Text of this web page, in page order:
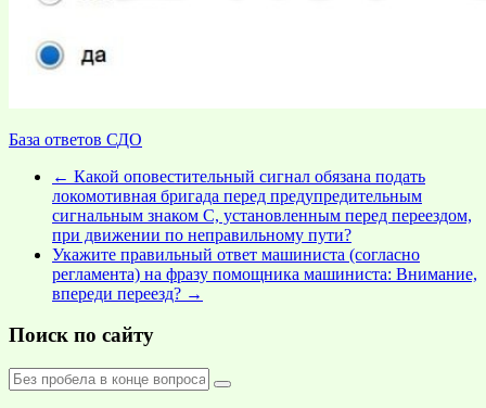
База ответов СДО
← Какой оповестительный сигнал обязана подать
локомотивная бригада перед предупредительным
сигнальным знаком С, установленным перед переездом,
при движении по неправильному пути?
Укажите правильный ответ машиниста (согласно
регламента) на фразу помощника машиниста: Внимание,
впереди переезд? →
Поиск по сайту